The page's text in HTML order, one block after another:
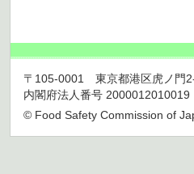
〒105-0001 東京都港区虎ノ門
内閣府法人番号 2000012010019
© Food Safety Commission of